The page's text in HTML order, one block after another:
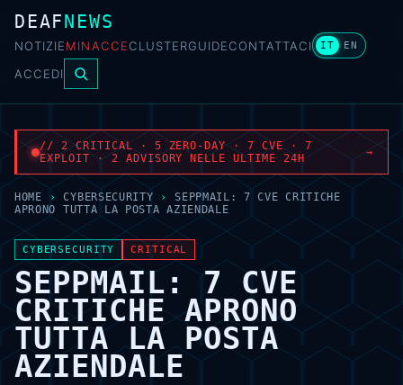
DEAFNEWS
NOTIZIEMINACCECLUSTERGUIDECONTATTACI IT EN
ACCEDI
// 2 CRITICAL · 5 ZERO-DAY · 7 CVE · 7
EXPLOIT · 2 ADVISORY NELLE ULTIME 24H
→
HOME › CYBERSECURITY ›
SEPPMAIL: 7 CVE CRITICHE
APRONO TUTTA LA POSTA AZIENDALE
CYBERSECURITY CRITICAL
SEPPMAIL: 7 CVE
CRITICHE APRONO
TUTTA LA POSTA
AZIENDALE